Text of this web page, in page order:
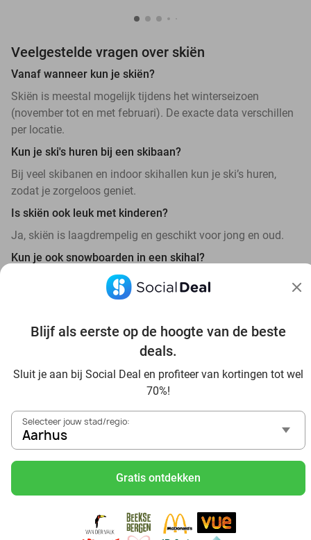
Blijf als eerste op de hoogte van de beste
deals.
Sluit je aan bij Social Deal en profiteer van kortingen tot wel
70%!
Selecteer jouw stad/regio:
Aarhus
Gratis ontdekken
Veelgestelde vragen over skiën
Vanaf wanneer kun je skiën?
Skiën is meestal mogelijk tijdens het winterseizoen
(november tot en met februari). De exacte data verschillen
per locatie.
Kun je ski's huren bij een skibaan?
Bij veel skibanen en indoor skihallen kun je ski’s huren,
zodat je zorgeloos geniet.
Is skiën ook leuk met kinderen?
Ja, skiën is laagdrempelig en geschikt voor jong en oud.
Kun je ook snowboarden in een skihal?
Bij veel locaties kun je ook op je snowboard genieten van
winterpret. Kijk bij de specifieke locaties voor meer
Moet je vooraf reserveren om te skiën?
Dat verschilt per locatie. Sommige skibanen werken met
tijdsloten of juist met vrije inloop. Check dit vooraf bij de
Ontdek alle topdeals in jouw omgeving